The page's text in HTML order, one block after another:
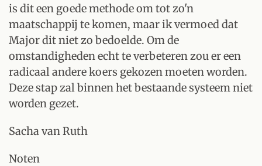
is dit een goede methode om tot zo'n
maatschappij te komen, maar ik vermoed dat
Major dit niet zo bedoelde. Om de
omstandigheden echt te verbeteren zou er een
radicaal andere koers gekozen moeten worden.
Deze stap zal binnen het bestaande systeem niet
worden gezet.
Sacha van Ruth
Noten